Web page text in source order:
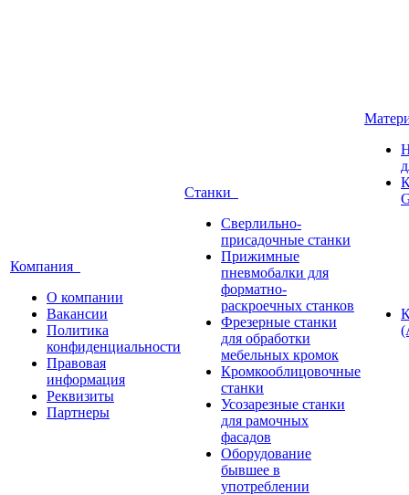
Компания
О компании
Вакансии
Политика
конфиденциальности
Правовая
информация
Реквизиты
Партнеры
Станки
Сверлильно-
присадочные станки
Прижимные
пневмобалки для
форматно-
раскроечных станков
Фрезерные станки
для обработки
мебельных кромок
Кромкооблицовочные
станки
Усозарезные станки
для рамочных
фасадов
Оборудование
бывшее в
употреблении